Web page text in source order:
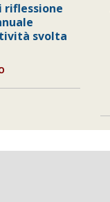
riflessione
svolta